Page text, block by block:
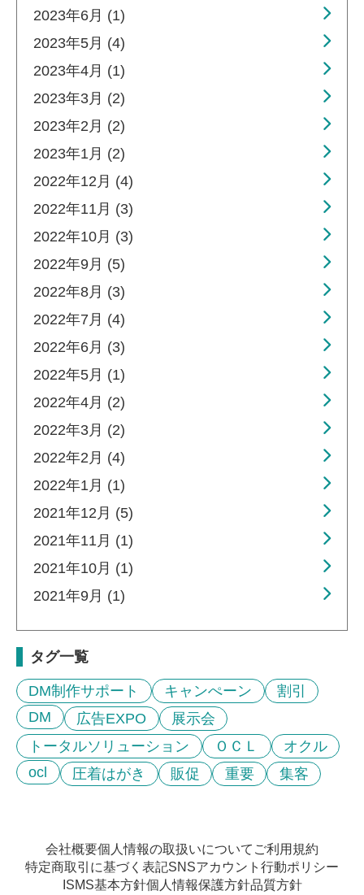
2023年6月 (1)
2023年5月 (4)
2023年4月 (1)
2023年3月 (2)
2023年2月 (2)
2023年1月 (2)
2022年12月 (4)
2022年11月 (3)
2022年10月 (3)
2022年9月 (5)
2022年8月 (3)
2022年7月 (4)
2022年6月 (3)
2022年5月 (1)
2022年4月 (2)
2022年3月 (2)
2022年2月 (4)
2022年1月 (1)
2021年12月 (5)
2021年11月 (1)
2021年10月 (1)
2021年9月 (1)
タグ一覧
DM制作サポート キャンぺーン
割引
DM
広告EXPO
展示会
トータルソリューション
ＯＣＬ
オクル
ocl
圧着はがき 販促 重要 集客
会社概要個人情報の取扱いについて ご利用規約
特定商取引に基づく表記SNSアカウント行動ポリシー
ISMS基本方針個人情報保護方針品質方針